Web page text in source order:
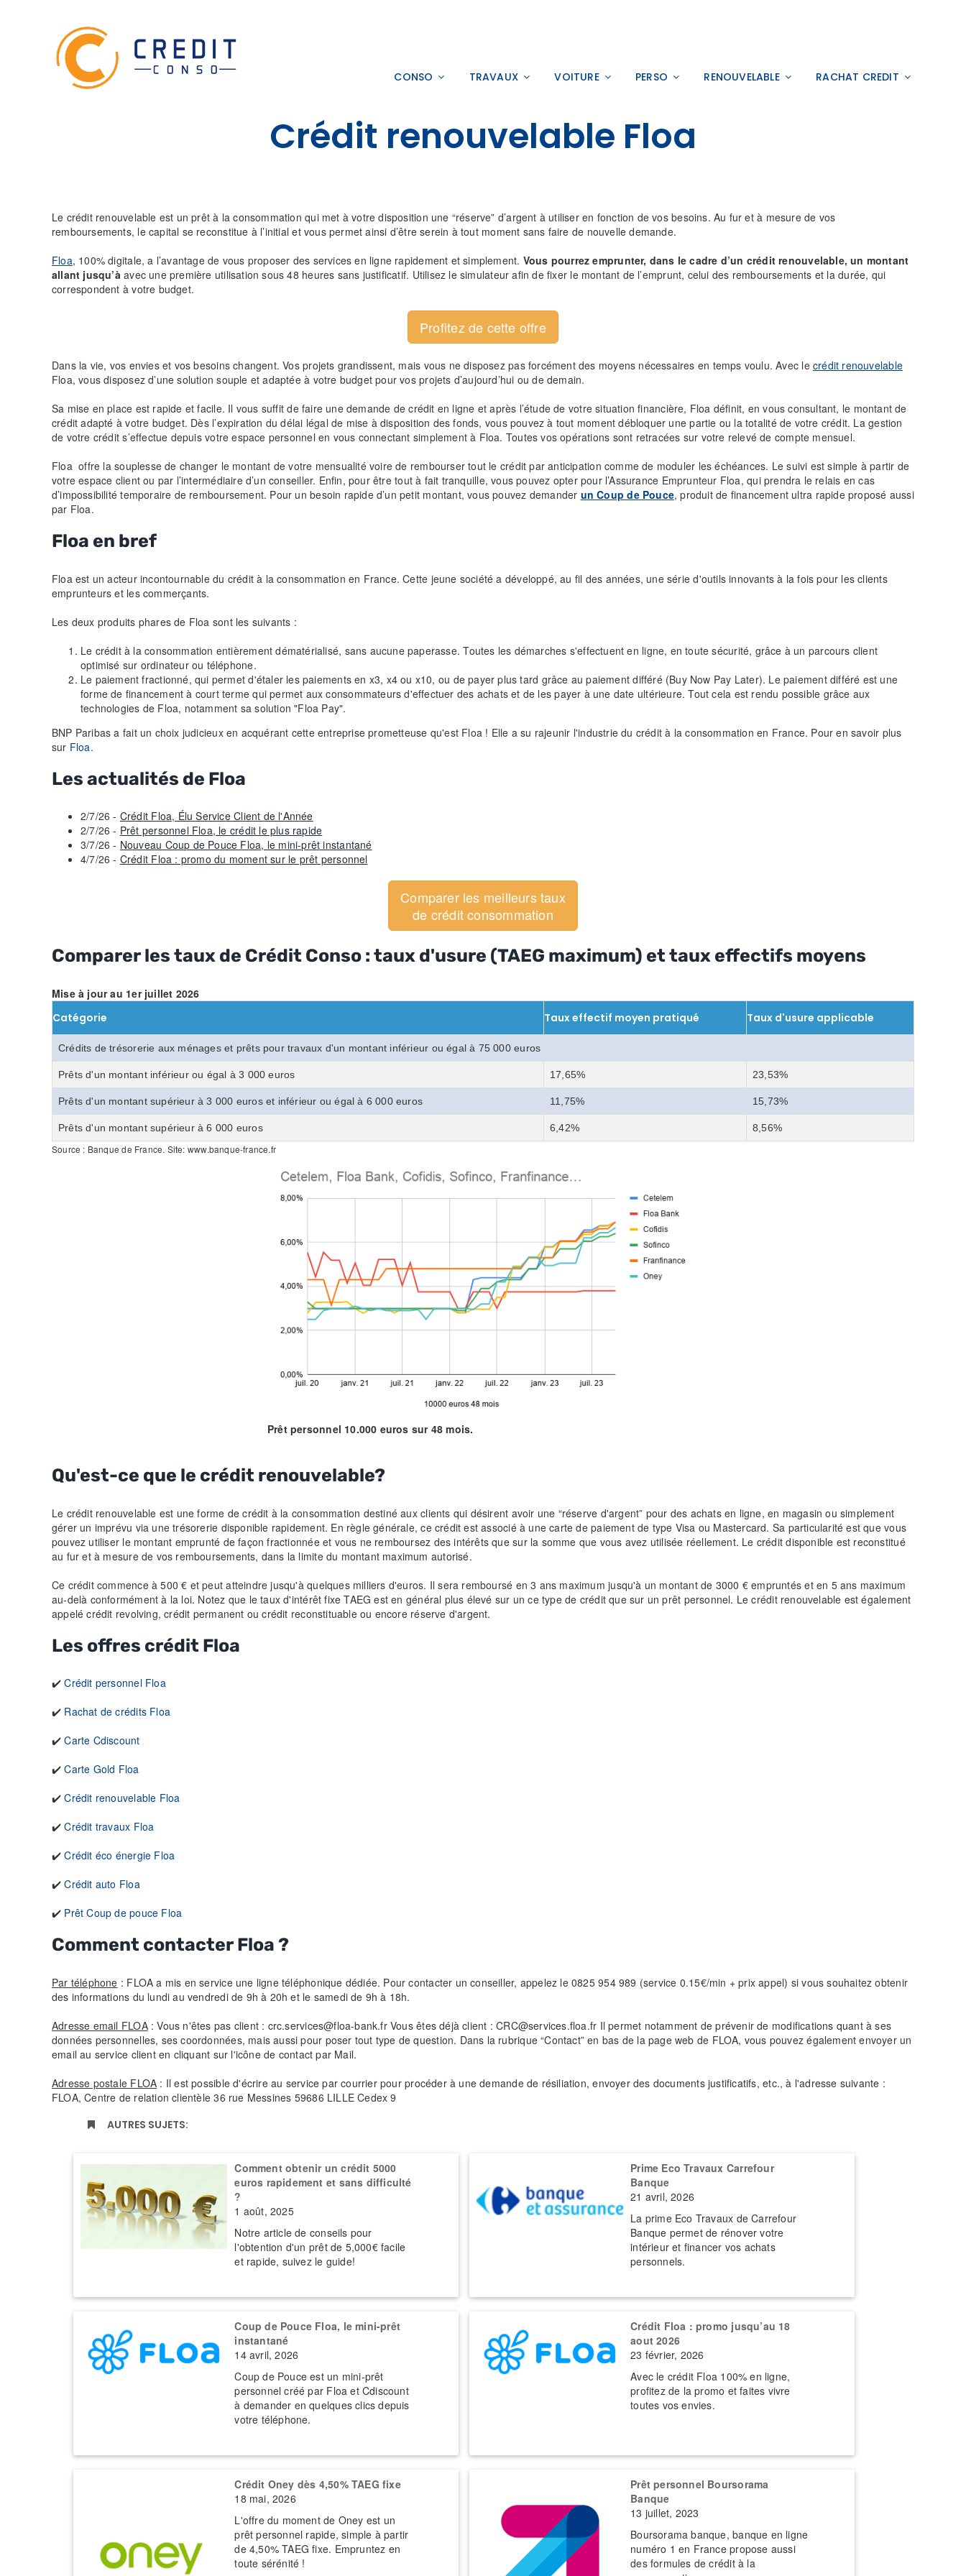
CONSO TRAVAUX VOITURE PERSO RENOUVELABLE RACHAT CREDIT
Crédit renouvelable Floa
Le crédit renouvelable est un prêt à la consommation qui met à votre disposition une “réserve” d’argent à utiliser en fonction de vos besoins. Au fur et à mesure de vos
remboursements, le capital se reconstitue à l’initial et vous permet ainsi d’être serein à tout moment sans faire de nouvelle demande.
Floa, 100% digitale, a l’avantage de vous proposer des services en ligne rapidement et simplement. Vous pourrez emprunter, dans le cadre d’un crédit renouvelable, un montant
allant jusqu’àavec une première utilisation sous 48 heures sans justificatif. Utilisez le simulateur afin de fixer le montant de l’emprunt, celui des remboursements et la durée, qui
correspondent à votre budget.
Profitez de cette offre
Dans la vie, vos envies et vos besoins changent. Vos projets grandissent, mais vous ne disposez pas forcément des moyens nécessaires en temps voulu. Avec le crédit renouvelable
Floa, vous disposez d’une solution souple et adaptée à votre budget pour vos projets d’aujourd’hui ou de demain.
Sa mise en place est rapide et facile. Il vous suffit de faire une demande de crédit en ligne et après l’étude de votre situation financière, Floa définit, en vous consultant, le montant de
crédit adapté à votre budget. Dès l’expiration du délai légal de mise à disposition des fonds, vous pouvez à tout moment débloquer une partie ou la totalité de votre crédit. La gestion
de votre crédit s’effectue depuis votre espace personnel en vous connectant simplement à Floa. Toutes vos opérations sont retracées sur votre relevé de compte mensuel.
Floa offre la souplesse de changer le montant de votre mensualité voire de rembourser tout le crédit par anticipation comme de moduler les échéances. Le suivi est simple à partir de
votre espace client ou par l’intermédiaire d’un conseiller. Enfin, pour être tout à fait tranquille, vous pouvez opter pour l’Assurance Emprunteur Floa, qui prendra le relais en cas
d’impossibilité temporaire de remboursement. Pour un besoin rapide d’un petit montant, vous pouvez demander un Coup de Pouce, produit de financement ultra rapide proposé aussi
par Floa.
Floa en bref
Floa est un acteur incontournable du crédit à la consommation en France. Cette jeune société a développé, au fil des années, une série d'outils innovants à la fois pour les clients
emprunteurs et les commerçants.
Les deux produits phares de Floa sont les suivants :
Le crédit à la consommation entièrement dématérialisé, sans aucune paperasse. Toutes les démarches s'effectuent en ligne, en toute sécurité, grâce à un parcours client
optimisé sur ordinateur ou téléphone.
Le paiement fractionné, qui permet d'étaler les paiements en x3, x4 ou x10, ou de payer plus tard grâce au paiement différé (Buy Now Pay Later). Le paiement différé est une
forme de financement à court terme qui permet aux consommateurs d'effectuer des achats et de les payer à une date ultérieure. Tout cela est rendu possible grâce aux
technologies de Floa, notamment sa solution "Floa Pay".
BNP Paribas a fait un choix judicieux en acquérant cette entreprise prometteuse qu'est Floa ! Elle a su rajeunir l'industrie du crédit à la consommation en France. Pour en savoir plus
sur Floa.
Les actualités de Floa
2/7/26 - Crédit Floa, Élu Service Client de l'Année
2/7/26 - Prêt personnel Floa, le crédit le plus rapide
3/7/26 - Nouveau Coup de Pouce Floa, le mini-prêt instantané
4/7/26 - Crédit Floa : promo du moment sur le prêt personnel
Comparer les meilleurs taux
de crédit consommation
Comparer les taux de Crédit Conso : taux d'usure (TAEG maximum) et taux effectifs moyens
Mise à jour au 1er juillet 2026
Catégorie
Taux effectif moyen pratiqué Taux d'usure applicable
Crédits de trésorerie aux ménages et prêts pour travaux d'un montant inférieur ou égal à 75 000 euros
Prêts d'un montant inférieur ou égal à 3 000 euros 17,65% 23,53%
Prêts d'un montant supérieur à 3 000 euros et inférieur ou égal à 6 000 euros 11,75% 15,73%
Prêts d'un montant supérieur à 6 000 euros 6,42% 8,56%
Source : Banque de France. Site: www.banque-france.fr
Prêt personnel 10.000 euros sur 48 mois.
Qu'est-ce que le crédit renouvelable?
Le crédit renouvelable est une forme de crédit à la consommation destiné aux clients qui désirent avoir une “réserve d'argent” pour des achats en ligne, en magasin ou simplement
gérer un imprévu via une trésorerie disponible rapidement. En règle générale, ce crédit est associé à une carte de paiement de type Visa ou Mastercard. Sa particularité est que vous
pouvez utiliser le montant emprunté de façon fractionnée et vous ne remboursez des intérêts que sur la somme que vous avez utilisée réellement. Le crédit disponible est reconstitué
au fur et à mesure de vos remboursements, dans la limite du montant maximum autorisé.
Ce crédit commence à 500 € et peut atteindre jusqu'à quelques milliers d'euros. Il sera remboursé en 3 ans maximum jusqu'à un montant de 3000 € empruntés et en 5 ans maximum
au-delà conformément à la loi. Notez que le taux d'intérêt fixe TAEG est en général plus élevé sur un ce type de crédit que sur un prêt personnel. Le crédit renouvelable est également
appelé crédit revolving, crédit permanent ou crédit reconstituable ou encore réserve d'argent.
Les offres crédit Floa
✔️Crédit personnel Floa
✔️ Rachat de crédits Floa
✔️Carte Cdiscount
✔️Carte Gold Floa
✔️Crédit renouvelable Floa
✔️Crédit travaux Floa
✔️Crédit éco énergie Floa
✔️Crédit auto Floa
✔️ Prêt Coup de pouce Floa
Comment contacter Floa ?
Par téléphone : FLOA a mis en service une ligne téléphonique dédiée. Pour contacter un conseiller, appelez le 0825 954 989 (service 0.15€/min + prix appel) si vous souhaitez obtenir
des informations du lundi au vendredi de 9h à 20h et le samedi de 9h à 18h.
Adresse email FLOA: Vous n'êtes pas client : crc.services@floa-bank.fr Vous êtes déjà client : CRC@services.floa.fr Il permet notamment de prévenir de modifications quant à ses
données personnelles, ses coordonnées, mais aussi pour poser tout type de question. Dans la rubrique “Contact” en bas de la page web de FLOA, vous pouvez également envoyer un
email au service client en cliquant sur l'icône de contact par Mail.
Adresse postale FLOA : Il est possible d'écrire au service par courrier pour procéder à une demande de résiliation, envoyer des documents justificatifs, etc., à l'adresse suivante :
FLOA, Centre de relation clientèle 36 rue Messines 59686 LILLE Cedex 9
AUTRES SUJETS:
Comment obtenir un crédit 5000
euros rapidement et sans difficulté
?
1 août, 2025
Notre article de conseils pour
l'obtention d'un prêt de 5,000€ facile
et rapide, suivez le guide!
Prime Eco Travaux Carrefour
Banque
21 avril, 2026
La prime Eco Travaux de Carrefour
Banque permet de rénover votre
intérieur et financer vos achats
personnels.
Coup de Pouce Floa, le mini-prêt
instantané
14 avril, 2026
Coup de Pouce est un mini-prêt
personnel créé par Floa et Cdiscount
à demander en quelques clics depuis
votre téléphone.
Crédit Floa : promo jusqu’au 18
aout 2026
23 février, 2026
Avec le crédit Floa 100% en ligne,
profitez de la promo et faites vivre
toutes vos envies.
Crédit Oney dès 4,50% TAEG fixe
18 mai, 2026
L'offre du moment de Oney est un
prêt personnel rapide, simple à partir
de 4,50% TAEG fixe. Empruntez en
toute sérénité !
Prêt personnel Boursorama
Banque
13 juillet, 2023
Boursorama banque, banque en ligne
numéro 1 en France propose aussi
des formules de crédit à la